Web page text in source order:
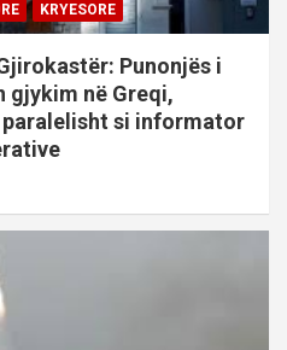
KRYESORE
Punonjës i
gjykim në Greqi,
si informator